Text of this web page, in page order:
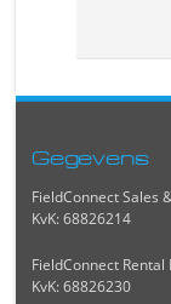
Gegevens
FieldConnect Sales
KvK: 68826214
FieldConnect Rental
KvK: 68826230